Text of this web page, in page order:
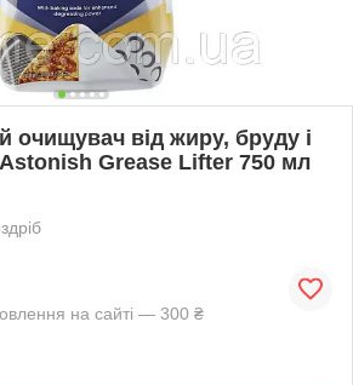
очищувач від жиру, бруду і
Astonish Grease Lifter 750 мл
на сайті — 300 ₴